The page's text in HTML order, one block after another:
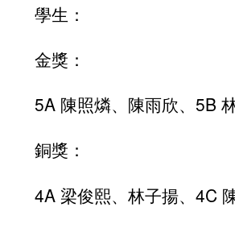
學生：
金獎：
5A 陳照燐、陳雨欣、5B
銅獎：
4A 梁俊熙、林子揚、4C